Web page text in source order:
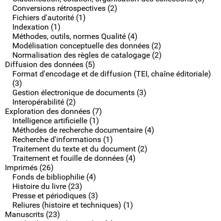
Conversions rétrospectives (2)
Fichiers d'autorité (1)
Indexation (1)
Méthodes, outils, normes Qualité (4)
Modélisation conceptuelle des données (2)
Normalisation des règles de catalogage (2)
Diffusion des données (5)
Format d'encodage et de diffusion (TEI, chaîne éditoriale)
(3)
Gestion électronique de documents (3)
Interopérabilité (2)
Exploration des données (7)
Intelligence artificielle (1)
Méthodes de recherche documentaire (4)
Recherche d'informations (1)
Traitement du texte et du document (2)
Traitement et fouille de données (4)
Imprimés (26)
Fonds de bibliophilie (4)
Histoire du livre (23)
Presse et périodiques (3)
Reliures (histoire et techniques) (1)
Manuscrits (23)